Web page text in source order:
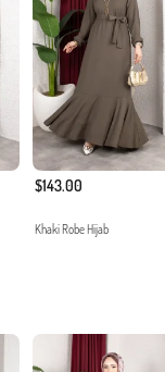
$143.00
Khaki Robe Hijab